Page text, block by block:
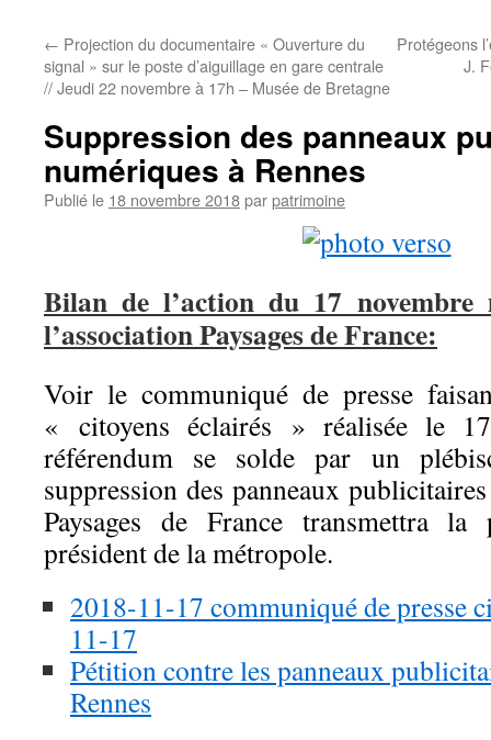
← Projection du documentaire « Ouverture du
signal » sur le poste d’aiguillage en gare centrale
// Jeudi 22 novembre à 17h – Musée de Bretagne
Protégeons
J.
Suppression des panneaux
numériques à Rennes
Publié le 18 novembre 2018parpatrimoine
Bilan de l’action du 17 novembre
l’association Paysages de France:
Voir le communiqué de presse
« citoyens éclairés » réalisée le
référendum se solde par un
suppression des panneaux
Paysages de France transmettra
président de la métropole.
2018-11-17 communiqué de presse
11-17
Pétition contre les panneaux
Rennes